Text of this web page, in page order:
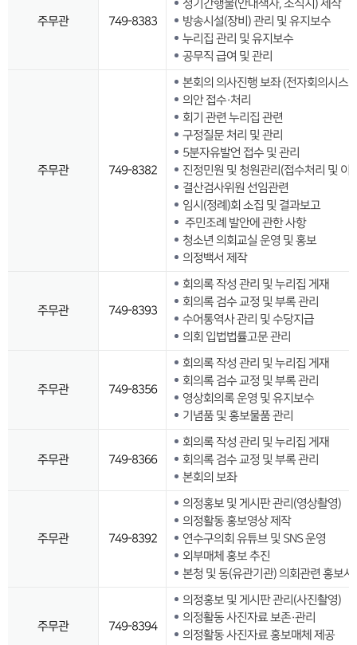
주무관 749-8383
정기간행물(안내책자, 소식지) 제작
방송시설(장비) 관리 및 유지보수
누리집 관리 및 유지보수
공무직 급여 및 관리
주무관 749-8382
본회의 의사진행 보좌 (전자회의시스
의안 접수·처리
회기 관련 누리집 관련
구정질문 처리 및 관리
5분자유발언 접수 및 관리
진정민원 및 청원관리(접수처리 및 이
결산검사위원 선임관련
임시(정례)회 소집 및 결과보고
주민조례 발안에 관한 사항
청소년 의회교실 운영 및 홍보
의정백서 제작
주무관 749-8393
회의록 작성 관리 및 누리집 게재
회의록 검수 교정 및 부록 관리
수어통역사 관리 및 수당지급
의회 입법법률고문 관리
주무관 749-8356
회의록 작성 관리 및 누리집 게재
회의록 검수 교정 및 부록 관리
영상회의록 운영 및 유지보수
기념품 및 홍보물품 관리
주무관 749-8366
회의록 작성 관리 및 누리집 게재
회의록 검수 교정 및 부록 관리
본회의 보좌
주무관 749-8392
의정홍보 및 게시판 관리(영상촬영)
의정활동 홍보영상 제작
연수구의회 유튜브 및 SNS 운영
외부매체 홍보 추진
본청 및 동(유관기관) 의회관련 홍보
주무관 749-8394
의정홍보 및 게시판 관리(사진촬영)
의정활동 사진자료 보존·관리
의정활동 사진자료 홍보매체 제공